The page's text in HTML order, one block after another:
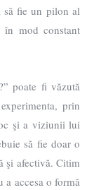
să fie un pilon al
în mod constant
poate fi văzută
prin
şi a viziunii lui
să fie doar o
şi afectivă. Citim
a accesa o formă